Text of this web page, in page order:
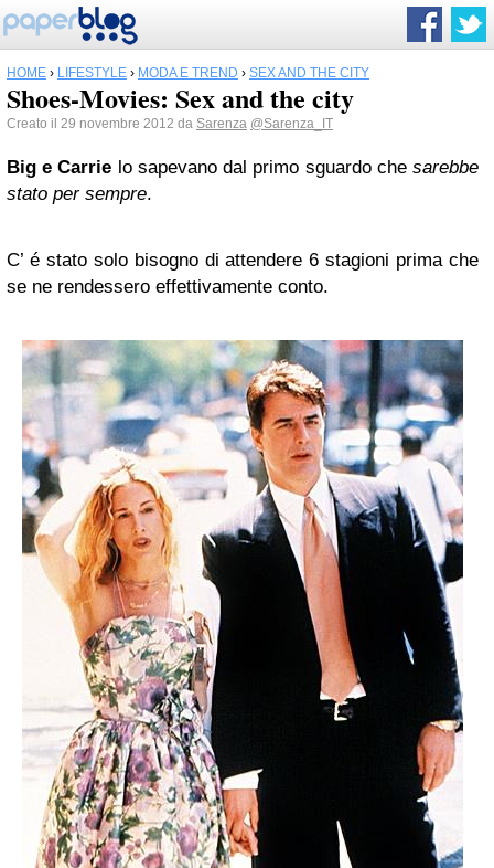
HOME › LIFESTYLE › MODA E TREND › SEX AND THE CITY
Shoes-Movies: Sex and the city
Creato il 29 novembre 2012 da Sarenza @Sarenza_IT
Big e Carrie lo sapevano dal primo sguardo chesarebbe
stato per sempre.
C’ é stato solo bisogno di attendere 6 stagioni prima che
se ne rendessero effettivamente conto.